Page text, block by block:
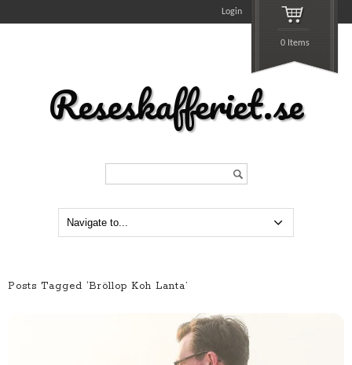
Login
0 Items
Reseskafferiet.se
Posts Tagged ‘Bröllop Koh Lanta’